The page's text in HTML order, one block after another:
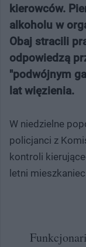
kierowców.
alkoholu w
Obaj stracili
odpowiedzą
"podwójnym
lat więzienia.
W niedzielne
policjanci z
kontroli
letni